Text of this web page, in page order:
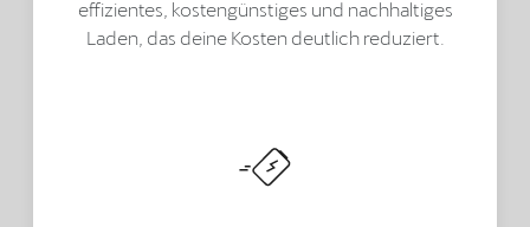
effizientes, kostengünstiges und nachhaltiges
Laden, das deine Kosten deutlich reduziert.